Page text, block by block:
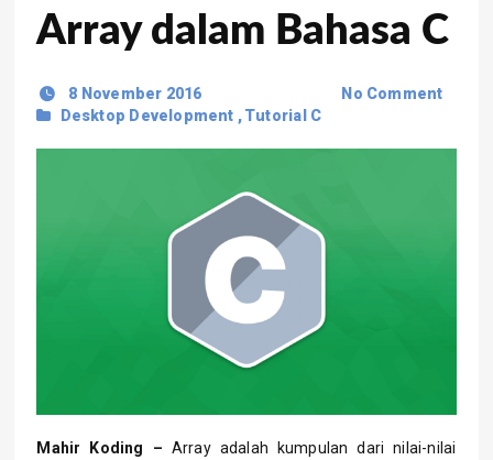
Array dalam Bahasa C
8 November 2016
No Comment
Desktop Development ,Tutorial C
Mahir Koding – Array adalah kumpulan dari nilai-nilai